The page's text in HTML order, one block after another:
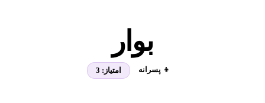
بوار
👦 پسرانه امتیاز: 3